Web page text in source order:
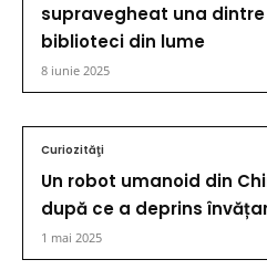
supravegheat una
biblioteci din lume
8 iunie 2025
Curiozităţi
Un robot umanoid din
după ce a deprins
1 mai 2025